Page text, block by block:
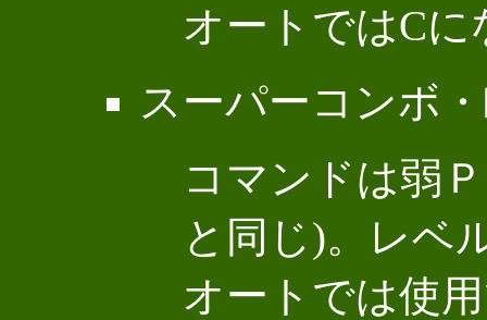
オートではCに
スーパーコンボ
コマンドは弱
と同じ)。レベ
オートでは使